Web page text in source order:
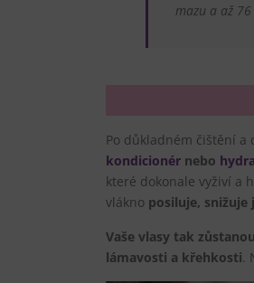
mazu a až 76
Po důkladném čištění a
kondicionér nebo
které dokonale vyživí a
vlákno posiluje,
Vaše vlasy tak
lámavosti a křehkosti.